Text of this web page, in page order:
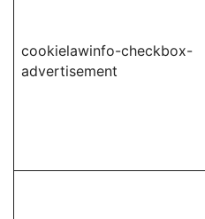
cookielawinfo-checkbox-
advertisement